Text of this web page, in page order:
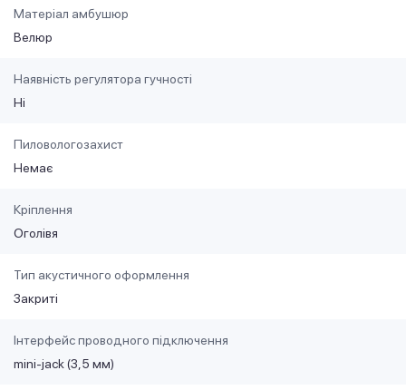
Матеріал амбушюр
Велюр
Наявність регулятора гучності
Ні
Пиловологозахист
Немає
Кріплення
Оголівя
Тип акустичного оформлення
Закриті
Інтерфейс проводного підключення
mini-jack (3,5 мм)